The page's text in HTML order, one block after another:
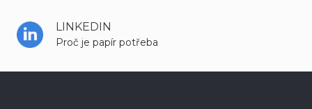
LINKEDIN
Proč je papír potřeba